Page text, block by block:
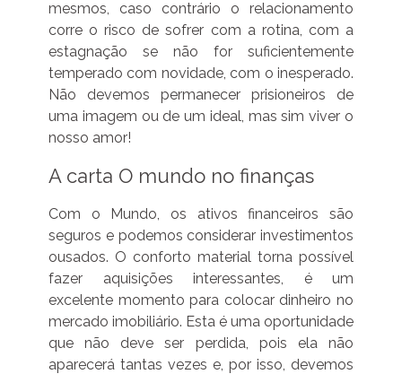
mesmos, caso contrário o relacionamento
corre o risco de sofrer com a rotina, com a
estagnação se não for suficientemente
temperado com novidade, com o inesperado.
Não devemos permanecer prisioneiros de
uma imagem ou de um ideal, mas sim viver o
nosso amor!
A carta O mundo no finanças
Com o Mundo, os ativos financeiros são
seguros e podemos considerar investimentos
ousados. O conforto material torna possível
fazer aquisições interessantes, é um
excelente momento para colocar dinheiro no
mercado imobiliário. Esta é uma oportunidade
que não deve ser perdida, pois ela não
aparecerá tantas vezes e, por isso, devemos